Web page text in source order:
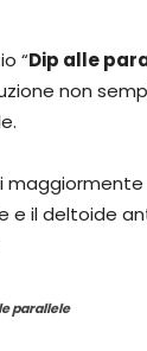
“Dip alle
non
e il deltoide
parallele